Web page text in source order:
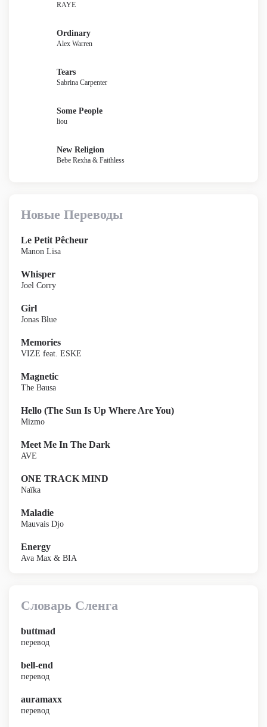
RAYE
Ordinary
Alex Warren
Tears
Sabrina Carpenter
Some People
liou
New Religion
Bebe Rexha & Faithless
Новые Переводы
Le Petit Pêcheur
Manon Lisa
Whisper
Joel Corry
Girl
Jonas Blue
Memories
VIZE feat. ESKE
Magnetic
The Bausa
Hello (The Sun Is Up Where Are You)
Mizmo
Meet Me In The Dark
AVE
ONE TRACK MIND
Naïka
Maladie
Mauvais Djo
Energy
Ava Max & BIA
Словарь Сленга
buttmad
перевод
bell-end
перевод
auramaxx
перевод